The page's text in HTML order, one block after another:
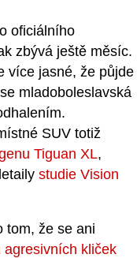
oficiálního
zbývá ještě měsíc.
více jasné, že půjde
mladoboleslavská
SUV totiž
Tiguan XL,
studie Vision
tom, že se ani
kliček